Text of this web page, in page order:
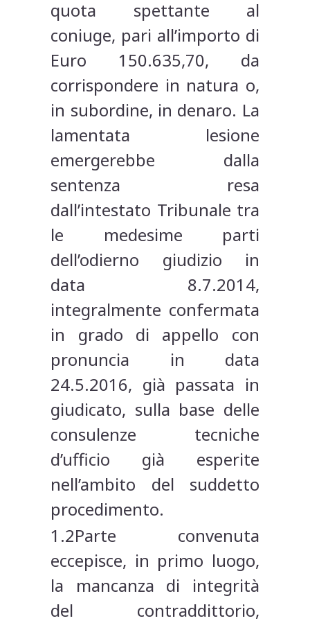
quota spettante al
coniuge, pari all’importo di
Euro 150.635,70, da
corrispondere in natura o,
in subordine, in denaro. La
lamentata lesione
emergerebbe dalla
sentenza resa
dall’intestato Tribunale tra
le medesime parti
dell’odierno giudizio in
data 8.7.2014,
integralmente confermata
in grado di appello con
pronuncia in data
24.5.2016, già passata in
giudicato, sulla base delle
consulenze tecniche
d’ufficio già esperite
nell’ambito del suddetto
procedimento.
1.2Parte convenuta
eccepisce, in primo luogo,
la mancanza di integrità
del contraddittorio,